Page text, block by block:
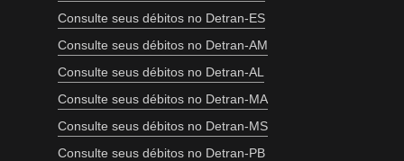
Consulte seus débitos no Detran-ES
Consulte seus débitos no Detran-AM
Consulte seus débitos no Detran-AL
Consulte seus débitos no Detran-MA
Consulte seus débitos no Detran-MS
Consulte seus débitos no Detran-PB